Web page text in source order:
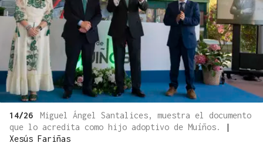
14/26
Miguel Ángel Santalices, muestra el documento
que lo acredita como hijo adoptivo de Muíños.
|
Xesús Fariñas